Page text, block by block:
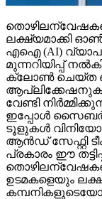
വേണ്ടി
ഇപ്പോള്‍ സൈബര്‍
ടൂളുകള്‍
ആന്‍ഡ് സേഫ്റ്റി
പ്രകാരം ഈ
ഉടമകളെയും
വ്യാജ ജോലി
വ്യക്തിഗത
ഫീസ് എന്ന
മാല്‍വെയര്‍
ലക്ഷ്യമിട്ടുള്ള
അയക്കുന്നു.